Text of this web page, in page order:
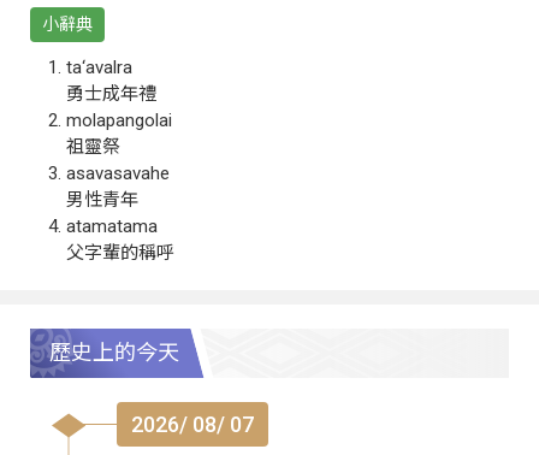
小辭典
ta‘avalra
勇士成年禮
molapangolai
祖靈祭
asavasavahe
男性青年
atamatama
父字輩的稱呼
歷史上的今天
2026/ 08/ 07